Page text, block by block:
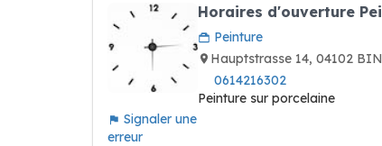
Signaler une
erreur
Horaires d'ouverture
Peinture
Hauptstrasse 14, 04102
0614216302
Peinture sur porcelaine